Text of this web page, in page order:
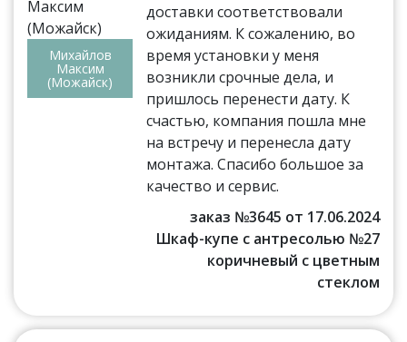
Михайлов
Максим
(Можайск)
доставки соответствовали
ожиданиям. К сожалению, во
время установки у меня
возникли срочные дела, и
пришлось перенести дату. К
счастью, компания пошла мне
на встречу и перенесла дату
монтажа. Спасибо большое за
качество и сервис.
заказ №3645 от 17.06.2024
Шкаф-купе с антресолью №27
коричневый с цветным
стеклом